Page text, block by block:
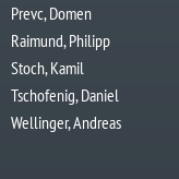
Prevc, Domen
Raimund, Philipp
Stoch, Kamil
Tschofenig, Daniel
Wellinger, Andreas